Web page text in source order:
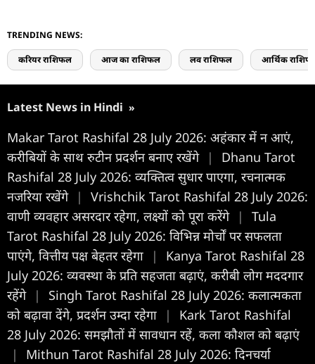
TRENDING NEWS:
करियर राशिफल आज का राशिफल लव राशिफल आर्थिक
Latest News in Hindi »
Makar Tarot Rashifal 28 July 2026: अहंकार में न आएं,
करीबियों के साथ रुटीन प्रदर्शन बनाए रखेंगे |
Dhanu Tarot
Rashifal 28 July 2026: व्यक्तित्व सुधार पाएगा, रचनात्मक
नजरिया रखेंगे |
Vrishchik Tarot Rashifal 28 July 2026:
वाणी व्यवहार असरदार रहेगा, लक्ष्यों को पूरा करेंगे |
Tula
Tarot Rashifal 28 July 2026: विभिन्न मोर्चों पर सफलता
पाएंगे, वित्तीय पक्ष बेहतर रहेगा
|
Kanya Tarot Rashifal 28
July 2026: व्यवस्था के प्रति सहजता बढ़ाएं, करीबी लोग मददगार
रहेंगे |
Singh Tarot Rashifal 28 July 2026: कलात्मकता
को बढ़ावा देंगे, प्रदर्शन उम्दा रहेगा
|
Kark Tarot Rashifal
28 July 2026: समझौतों में सावधान रहें, कला कौशल को बढ़ाएं
|
Mithun Tarot Rashifal 28 July 2026: दिनचर्या